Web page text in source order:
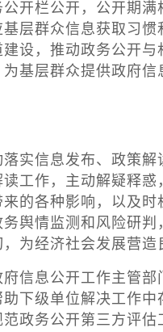
开栏公开，公开期满
层群众信息获取习惯
设，推动政务公开与
基层群众提供政府信
信息发布、政策解
工作，主动解疑释惑
的各种影响，以及时
舆情监测和风险研判
为经济社会发展营造
息公开工作主管部
下级单位解决工作中
政务公开第三方评估